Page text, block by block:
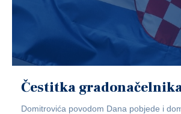
Čestitka
Domitrovića povodom Dana pobjede i